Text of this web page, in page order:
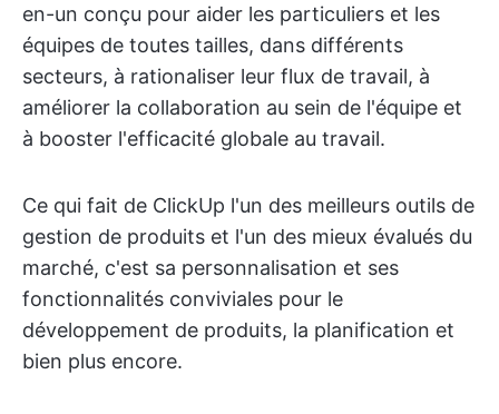
en-un conçu pour aider les particuliers et les
équipes de toutes tailles, dans différents
secteurs, à rationaliser leur flux de travail, à
améliorer la collaboration au sein de l'équipe et
à booster l'efficacité globale au travail.
Ce qui fait de ClickUp l'un des meilleurs outils de
gestion de produits et l'un des mieux évalués du
marché, c'est sa personnalisation et ses
fonctionnalités conviviales pour le
développement de produits, la planification et
bien plus encore.